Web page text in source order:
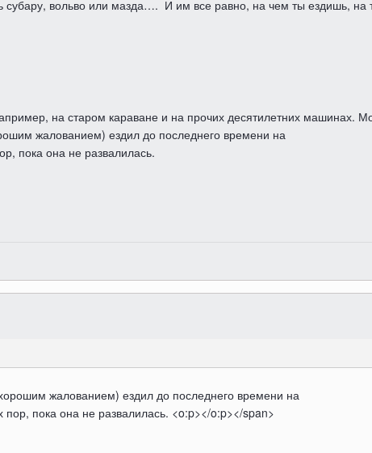
субару, вольво или мазда…. И им все равно, на чем ты ездишь, на
на старом караване и на прочих десятилетних машинах.
жалованием) ездил до последнего времени на
пока она не развалилась.
жалованием) ездил до последнего времени на
пока она не развалилась. <o:p></o:p></span>